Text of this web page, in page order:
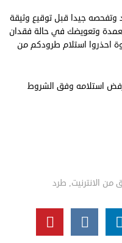
وتفحصه جيدا قبل توقيع وثيقة
وتعويضك في حالة فقدان
احذروا استلام طرودكم من
رفض استلامه وفق الشروط
من الانترنيت, طرد